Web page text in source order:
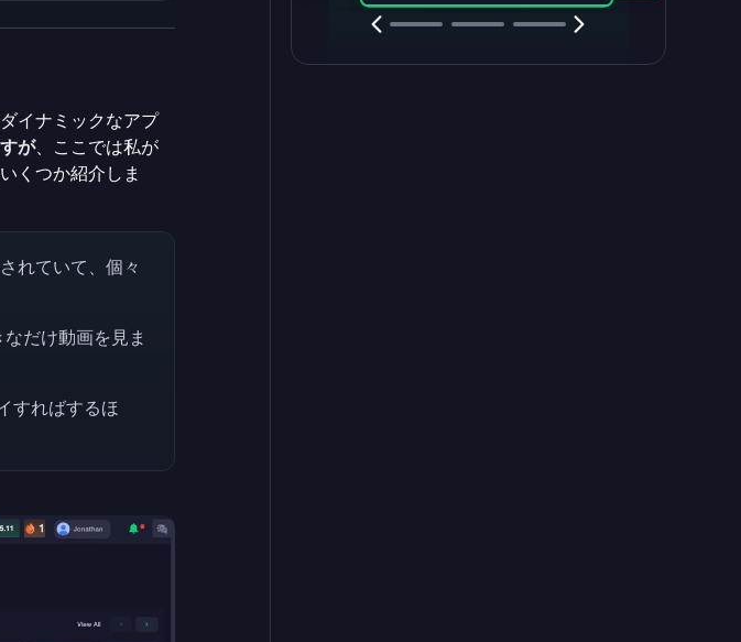
イナミックなアプ
が、ここでは私が
くつか紹介しま
れていて、個々
だけ動画を見ま
すればするほ